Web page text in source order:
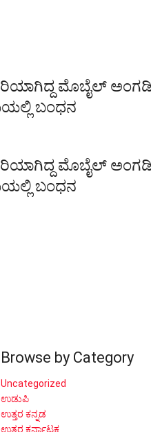
ಮೊಬೈಲ್
ಬಂಧನ
ಮೊಬೈಲ್
ಬಂಧನ
Browse by Category
Uncategorized
ಉಡುಪಿ
ಉತ್ತರ ಕನ್ನಡ
ಉತ್ತರ ಕರ್ನಾಟಕ